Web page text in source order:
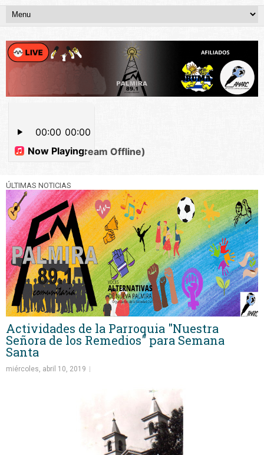
ÚLTIMAS NOTICIAS
Actividades de la Parroquia "Nuestra
Señora de los Remedios" para Semana
Santa
miércoles, abril 10, 2019